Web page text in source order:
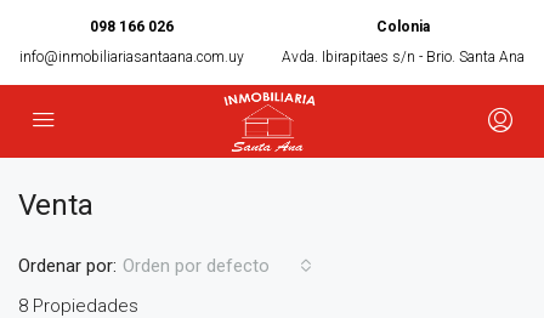
098 166 026
info@inmobiliariasantaana.com.uy
Colonia
Avda. Ibirapitaes s/n - Brio. Santa Ana
Venta
8 Propiedades
Ordenar por: Orden por defecto